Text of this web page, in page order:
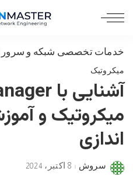
خدمات تخصصی شبکه و سرور
میکروتیک
میکروتیک و
اندازی
Posted
سروش 8 اکتبر، 2024